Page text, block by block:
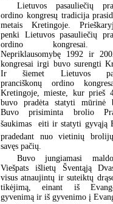
Lietuvos pasauliečių
ordino kongresų tradicija
metais Kretingoje.
penki Lietuvos pasauliečių
ordino kongresai.
Nepriklausomybę 1992 ir
kongresai irgi buvo surengti
Ir šiemet Lietuvos
pranciškonų ordino
Kretingoje, mieste, kur prieš
buvo pradėta statyti mūrinė
Buvo prisiminta brolio
šaukimas  eiti ir statyti gyvąją
pradedant nuo vietinių
savęs pačių.
Buvo jungiamasi
Viešpats išlietų Šventąją
visus atnaujintų ir suteiktų
tikėjimą, einant iš
gyvenimą ir iš gyvenimo į